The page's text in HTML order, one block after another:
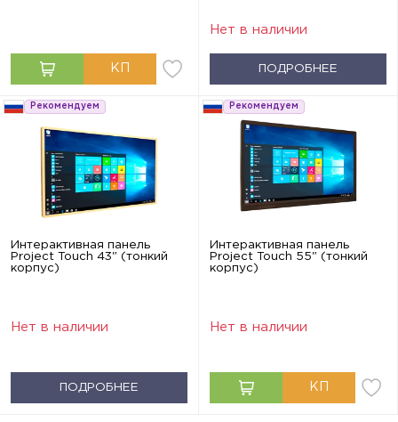
Нет в наличии
ПОДРОБНЕЕ
Рекомендуем
Интерактивная панель
Project Touch 43" (тонкий
корпус)
Нет в наличии
ПОДРОБНЕЕ
Рекомендуем
Интерактивная панель
Project Touch 55" (тонкий
корпус)
Нет в наличии